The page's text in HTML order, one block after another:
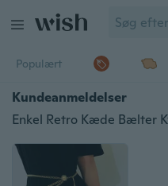
Populært
Kundeanmeldelser